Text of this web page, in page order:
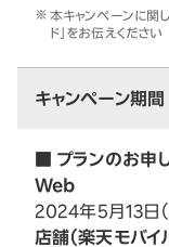
本キャンペーンに関
ド」をお伝えください
キャンペーン期間
■ プランのお申
Web
2024年5月13日
店舗（楽天モバイ